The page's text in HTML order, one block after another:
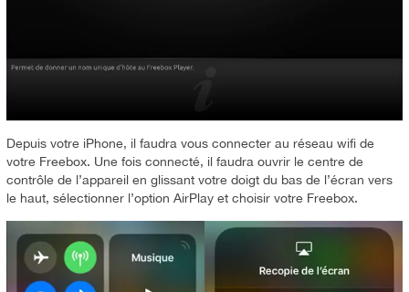
Depuis votre iPhone, il faudra vous connecter au réseau wifi de
votre Freebox. Une fois connecté, il faudra ouvrir le centre de
contrôle de l’appareil en glissant votre doigt du bas de l’écran vers
le haut, sélectionner l’option AirPlay et choisir votre Freebox.